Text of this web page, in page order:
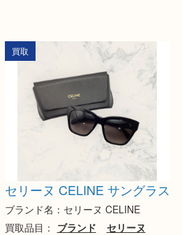
買取
セリーヌ CELINE サングラス
ブランド名：セリーヌ CELINE
買取品目： ブランド
セリーヌ